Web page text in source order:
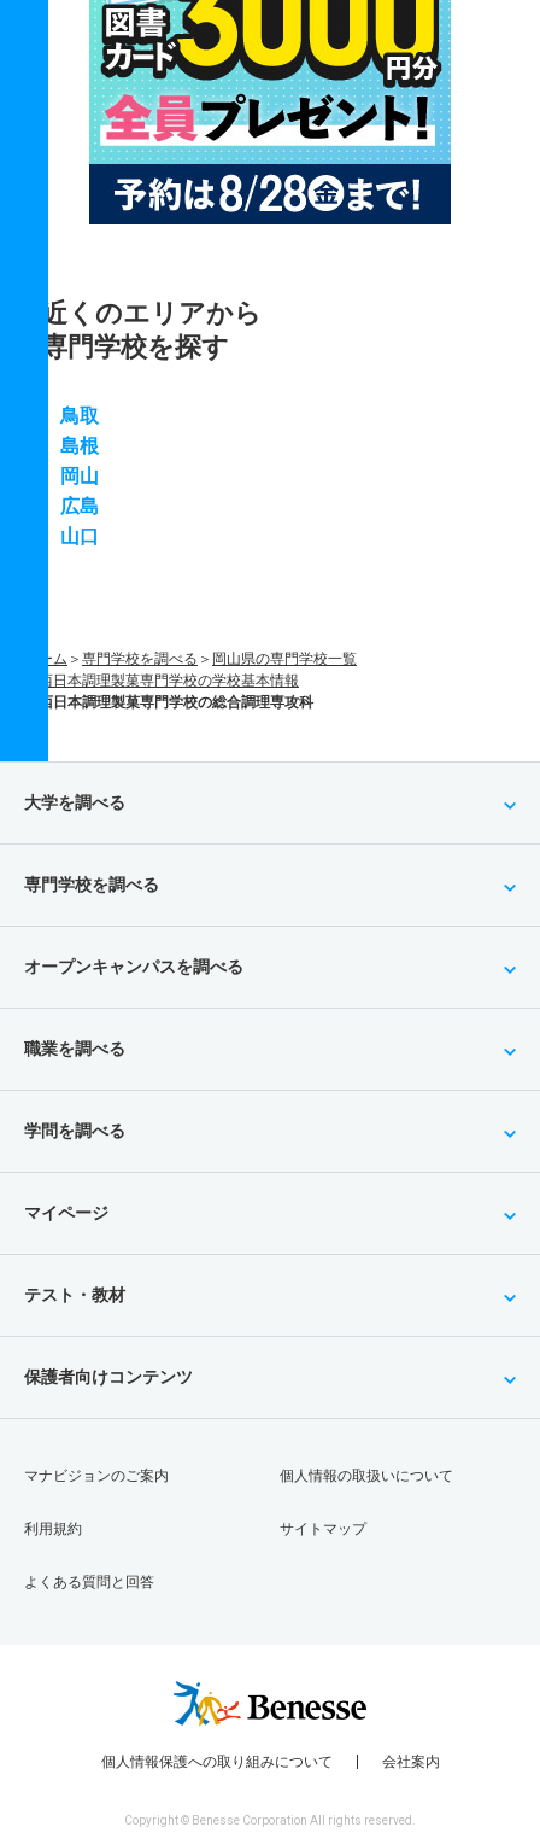
近くのエリアから
専門学校を探す
鳥取
島根
岡山
広島
山口
ホーム 専門学校を調べる
岡山県の専門学校一覧
西日本調理製菓専門学校の学校基本情報
西日本調理製菓専門学校の総合調理専攻科
大学を調べる
専門学校を調べる
オープンキャンパスを調べる
職業を調べる
学問を調べる
マイページ
テスト・教材
保護者向けコンテンツ
マナビジョンのご案内
利用規約
よくある質問と回答
個人情報の取扱いについて
サイトマップ
個人情報保護への取り組みについて 会社案内
Copyright © Benesse Corporation All rights reserved.